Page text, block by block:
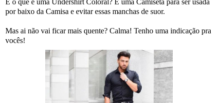
E o que é uma Undershirt Coloral? É uma Camiseta para ser usada
por baixo da Camisa e evitar essas manchas de suor.
Mas ai não vai ficar mais quente? Calma! Tenho uma indicação pra
vocês!